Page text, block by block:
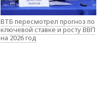
ВТБ пересмотрел прогноз по
ключевой ставке и росту ВВП
на 2026 год